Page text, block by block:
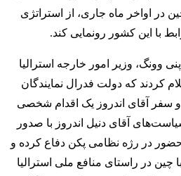
در اواخر ماه جاری، از استراتژی
با این کشور رونمایی کند.
پنی وونگ، وزیر امور خارجه استرالیا
کردند که دولت فدرال نمایندگان
سفر آقای اندروز یک اقدام شخصی
آقای دنیل اندروز با صدور
حضور در رژه نظامی پکن دفاع کرده و
در راستای منافع ملی استرالیا